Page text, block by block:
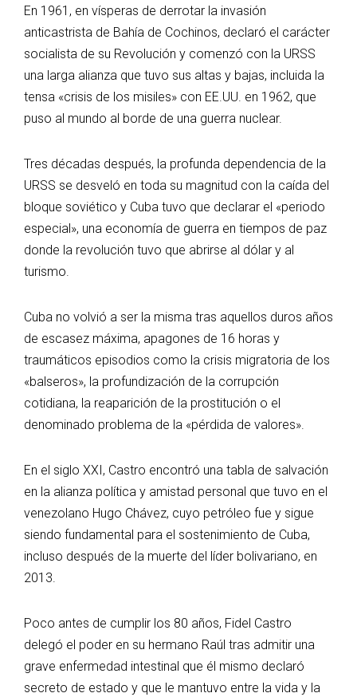
En 1961, en vísperas de derrotar la invasión
anticastrista de Bahía de Cochinos, declaró el carácter
socialista de su Revolución y comenzó con la URSS
una larga alianza que tuvo sus altas y bajas, incluida la
tensa «crisis de los misiles» con EE.UU. en 1962, que
puso al mundo al borde de una guerra nuclear.
Tres décadas después, la profunda dependencia de la
URSS se desveló en toda su magnitud con la caída del
bloque soviético y Cuba tuvo que declarar el «periodo
especial», una economía de guerra en tiempos de paz
donde la revolución tuvo que abrirse al dólar y al
turismo.
Cuba no volvió a ser la misma tras aquellos duros años
de escasez máxima, apagones de 16 horas y
traumáticos episodios como la crisis migratoria de los
«balseros», la profundización de la corrupción
cotidiana, la reaparición de la prostitución o el
denominado problema de la «pérdida de valores».
En el siglo XXI, Castro encontró una tabla de salvación
en la alianza política y amistad personal que tuvo en el
venezolano Hugo Chávez, cuyo petróleo fue y sigue
siendo fundamental para el sostenimiento de Cuba,
incluso después de la muerte del líder bolivariano, en
2013.
Poco antes de cumplir los 80 años, Fidel Castro
delegó el poder en su hermano Raúl tras admitir una
grave enfermedad intestinal que él mismo declaró
secreto de estado y que le mantuvo entre la vida y la